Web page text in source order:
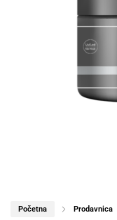
Početna Prodavnica